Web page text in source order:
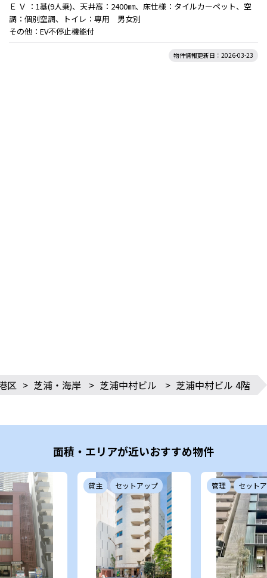
Ｅ Ｖ ：1基(9人乗)、天井高：2400㎜、床仕様：タイルカーペット、空
調：個別空調、トイレ：専用 男女別
その他：EV不停止機能付
物件情報更新日：2026-03-23
区 > 芝浦・海岸 > 芝浦中村ビル > 芝浦中村ビル 4階
面積・エリアが近いおすすめ物件
貸主 セットアップ 管理 セット